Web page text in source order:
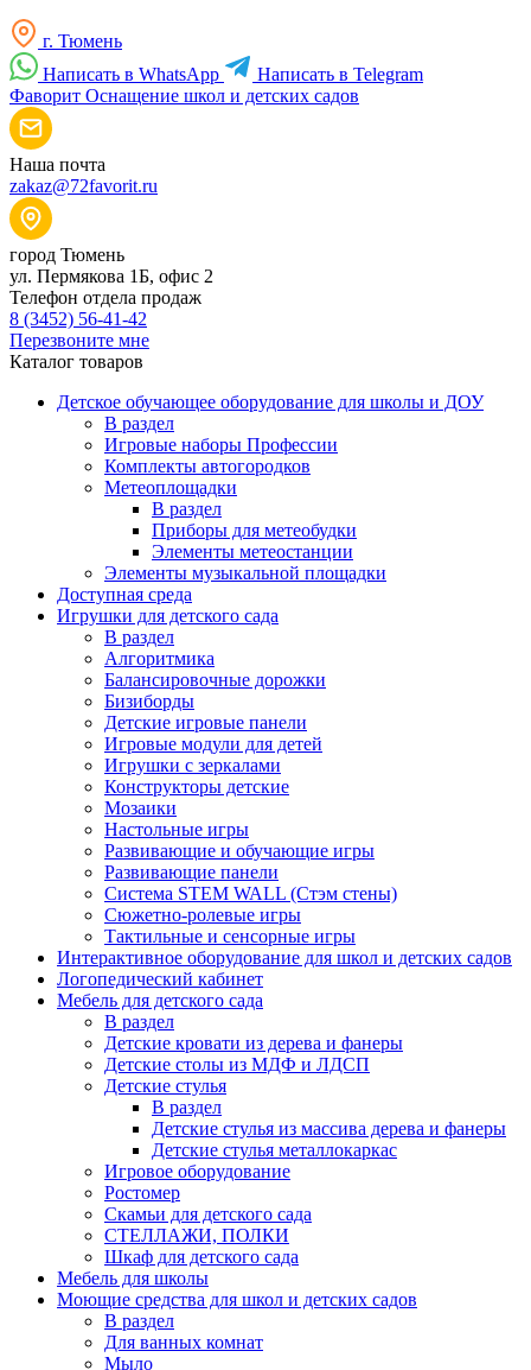
г. Тюмень
Написать в WhatsApp
Написать в Telegram
Фаворит Оснащение школ и детских садов
Наша почта
zakaz@72favorit.ru
город Тюмень
ул. Пермякова 1Б, офис 2
Телефон отдела продаж
8 (3452) 56-41-42
Перезвоните мне
Каталог товаров
Детское обучающее оборудование для школы и ДОУ
В раздел
Игровые наборы Профессии
Комплекты автогородков
Метеоплощадки
В раздел
Приборы для метеобудки
Элементы метеостанции
Элементы музыкальной площадки
Доступная среда
Игрушки для детского сада
В раздел
Алгоритмика
Балансировочные дорожки
Бизиборды
Детские игровые панели
Игровые модули для детей
Игрушки с зеркалами
Конструкторы детские
Мозаики
Настольные игры
Развивающие и обучающие игры
Развивающие панели
Система STEM WALL (Cтэм стены)
Сюжетно-ролевые игры
Тактильные и сенсорные игры
Интерактивное оборудование для школ и детских садов
Логопедический кабинет
Мебель для детского сада
В раздел
Детские кровати из дерева и фанеры
Детские столы из МДФ и ЛДСП
Детские стулья
В раздел
Детские стулья из массива дерева и фанеры
Детские стулья металлокаркас
Игровое оборудование
Ростомер
Скамьи для детского сада
СТЕЛЛАЖИ, ПОЛКИ
Шкаф для детского сада
Мебель для школы
Моющие средства для школ и детских садов
В раздел
Для ванных комнат
Мыло